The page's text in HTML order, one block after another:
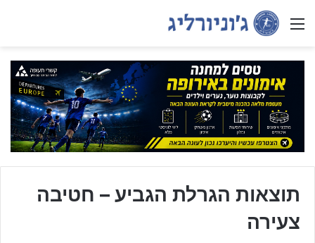
Menu
תוצאות הגרלת הגביע – חטיבה
צעירה